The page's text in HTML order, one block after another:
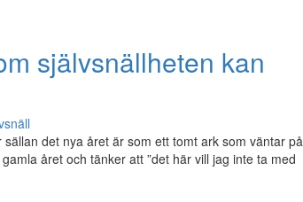
självsnällheten kan
det nya året är som ett tomt ark som väntar på
året och tänker att ”det här vill jag inte ta med